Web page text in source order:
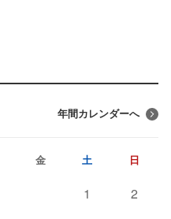
年間カレンダーへ
金 土 日
1
2